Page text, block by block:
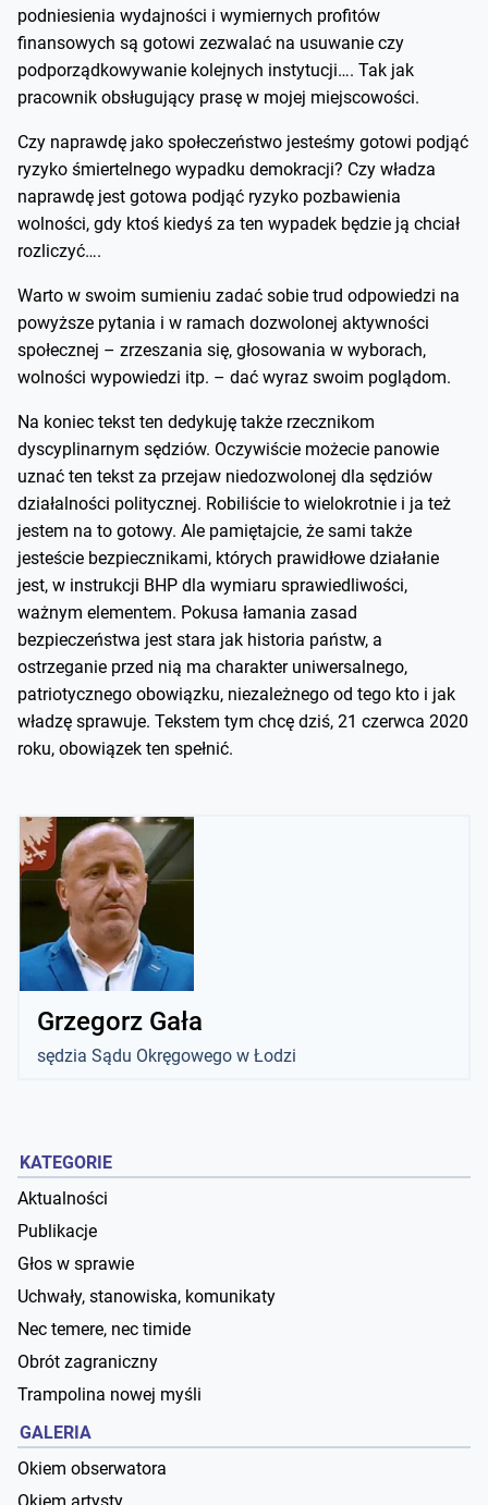
podniesienia wydajności i wymiernych profitów
finansowych są gotowi zezwalać na usuwanie czy
podporządkowywanie kolejnych instytucji…. Tak jak
pracownik obsługujący prasę w mojej miejscowości.
Czy naprawdę jako społeczeństwo jesteśmy gotowi podjąć
ryzyko śmiertelnego wypadku demokracji? Czy władza
naprawdę jest gotowa podjąć ryzyko pozbawienia
wolności, gdy ktoś kiedyś za ten wypadek będzie ją chciał
rozliczyć….
Warto w swoim sumieniu zadać sobie trud odpowiedzi na
powyższe pytania i w ramach dozwolonej aktywności
społecznej – zrzeszania się, głosowania w wyborach,
wolności wypowiedzi itp. – dać wyraz swoim poglądom.
Na koniec tekst ten dedykuję także rzecznikom
dyscyplinarnym sędziów. Oczywiście możecie panowie
uznać ten tekst za przejaw niedozwolonej dla sędziów
działalności politycznej. Robiliście to wielokrotnie i ja też
jestem na to gotowy. Ale pamiętajcie, że sami także
jesteście bezpiecznikami, których prawidłowe działanie
jest, w instrukcji BHP dla wymiaru sprawiedliwości,
ważnym elementem. Pokusa łamania zasad
bezpieczeństwa jest stara jak historia państw, a
ostrzeganie przed nią ma charakter uniwersalnego,
patriotycznego obowiązku, niezależnego od tego kto i jak
władzę sprawuje. Tekstem tym chcę dziś, 21 czerwca 2020
roku, obowiązek ten spełnić.
Grzegorz Gała
sędzia Sądu Okręgowego w Łodzi
KATEGORIE
Aktualności
Publikacje
Głos w sprawie
Uchwały, stanowiska, komunikaty
Nec temere, nec timide
Obrót zagraniczny
Trampolina nowej myśli
GALERIA
Okiem obserwatora